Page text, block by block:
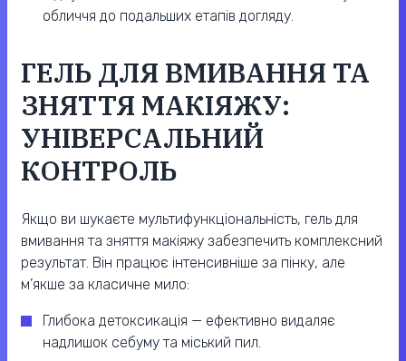
обличчя до подальших етапів догляду.
ГЕЛЬ ДЛЯ ВМИВАННЯ ТА
ЗНЯТТЯ МАКІЯЖУ:
УНІВЕРСАЛЬНИЙ
КОНТРОЛЬ
Якщо ви шукаєте мультифункціональність, гель для
вмивання та зняття макіяжу забезпечить комплексний
результат. Він працює інтенсивніше за пінку, але
м’якше за класичне мило:
Глибока детоксикація — ефективно видаляє
надлишок себуму та міський пил.